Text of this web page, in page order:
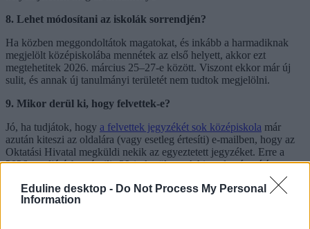
Eduline desktop - Do Not Process My Personal
Information
8. Lehet módosítani az iskolák sorrendjén?
Ha közben meggondoltátok magatokat, és inkább a harmadiknak
megjelölt középiskolába mennétek az első helyett, akkor ezt
megtehetitek 2026. március 25–27-e között. Viszont ekkor már új
sulit, és annak új tanulmányi területét nem tudtok megjelölni.
9. Mikor derül ki, hogy felvettek-e?
Jó, ha tudjátok, hogy a felvettek jegyzékét sok középiskola már
azután kiteszi az oldalára (vagy esetleg értesíti) e-mailben, hogy az
Oktatási Hivatal megküldi nekik az egyeztetett jegyzéket. Erre a
2026-os eljárásban április 29-ig kerül sor. A hivatalos értesítést a
felvételről vagy az elutasításról pedig május 4-ig kapjátok meg.
10. Lehet-e olyan, hogy valakit sehova sem vesznek fel